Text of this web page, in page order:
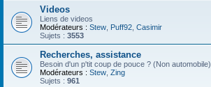
Videos
Liens de videos
Modérateurs : Stew Puff92 Casimir
Sujets : 3553
Recherches, assistance
Besoin d'un p'tit coup de pouce ? (Non automobile)
Modérateurs : Stew Zing
Sujets : 961